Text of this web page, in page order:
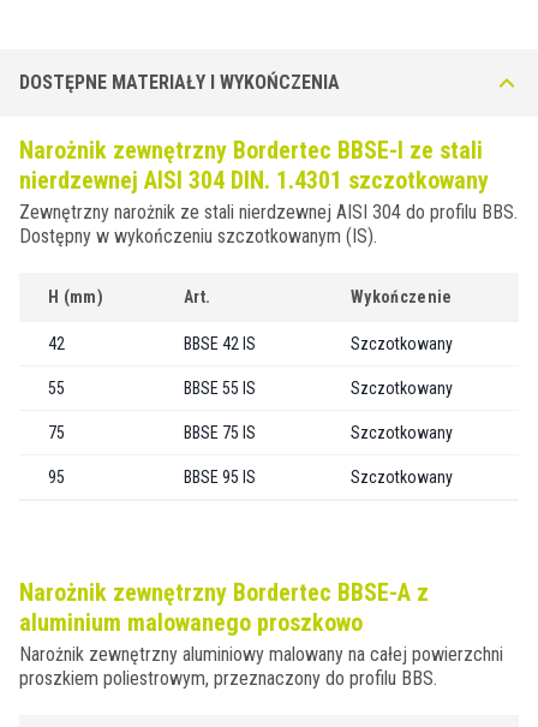
DOSTĘPNE MATERIAŁY I WYKOŃCZENIA
Narożnik zewnętrzny Bordertec BBSE-I ze stali
nierdzewnej AISI 304 DIN. 1.4301 szczotkowany
Zewnętrzny narożnik ze stali nierdzewnej AISI 304 do profilu BBS.
Dostępny w wykończeniu szczotkowanym (IS).
H (mm) Art. Wykończenie
42 BBSE 42 IS Szczotkowany
55 BBSE 55 IS Szczotkowany
75 BBSE 75 IS Szczotkowany
95 BBSE 95 IS Szczotkowany
Narożnik zewnętrzny Bordertec BBSE-A z
aluminium malowanego proszkowo
Narożnik zewnętrzny aluminiowy malowany na całej powierzchni
proszkiem poliestrowym, przeznaczony do profilu BBS.